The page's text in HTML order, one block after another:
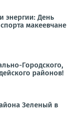
энергии: День
макеевчане
Городского,
районов!
Зеленый в